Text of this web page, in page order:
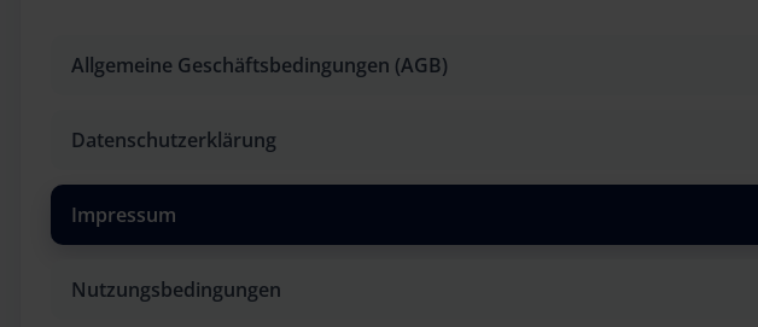
Allgemeine Geschäftsbedingungen (AGB)
Datenschutzerklärung
Impressum
Nutzungsbedingungen